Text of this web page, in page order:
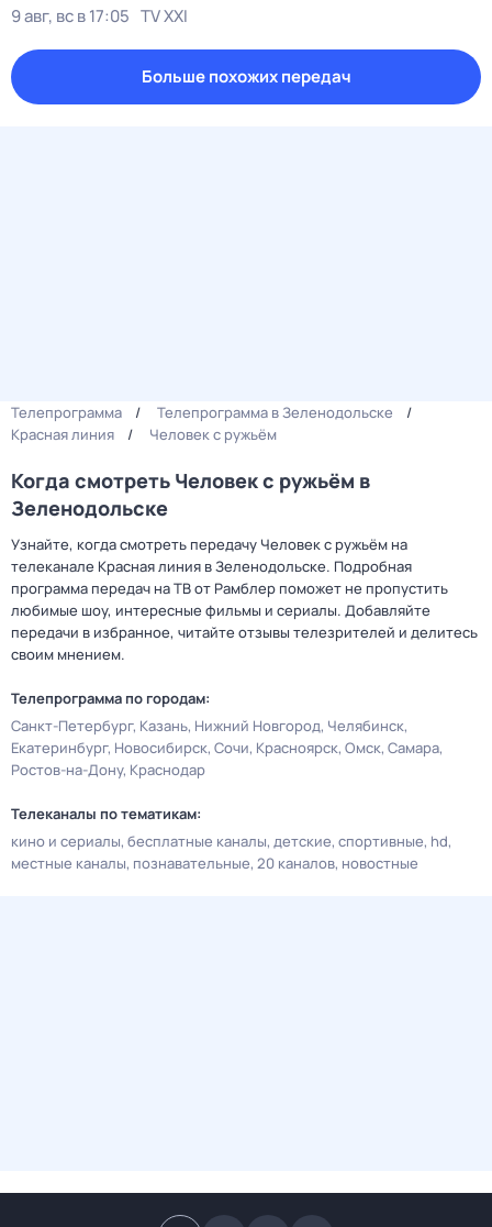
9 авг, вс в 17:05 TV XXI
Больше похожих передач
Телепрограмма
Телепрограмма в Зеленодольске
Красная линия
Человек с ружьём
Когда смотреть Человек с ружьём в
Зеленодольске
Узнайте, когда смотреть передачу Человек с ружьём на
телеканале Красная линия в Зеленодольске. Подробная
программа передач на ТВ от Рамблер поможет не пропустить
любимые шоу, интересные фильмы и сериалы. Добавляйте
передачи в избранное, читайте отзывы телезрителей и делитесь
своим мнением.
Телепрограмма по городам:
Санкт-Петербург Казань Нижний Новгород Челябинск
Екатеринбург Новосибирск Сочи Красноярск Омск Самара
Ростов-на-Дону Краснодар
Телеканалы по тематикам:
кино и сериалы бесплатные каналы детские спортивные hd
местные каналы познавательные 20 каналов новостные